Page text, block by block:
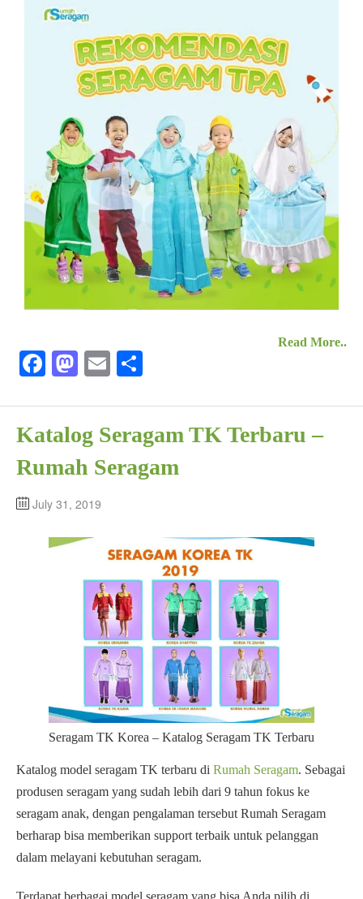
Read More..
Fa
bo
ok
M
to
do
n
E
ail re
Katalog Seragam TK Terbaru –
Rumah Seragam
July 31, 2019
Seragam TK Korea – Katalog Seragam TK Terbaru
Katalog model seragam TK terbaru di Rumah Seragam. Sebagai
produsen seragam yang sudah lebih dari 9 tahun fokus ke
seragam anak, dengan pengalaman tersebut Rumah Seragam
berharap bisa memberikan support terbaik untuk pelanggan
dalam melayani kebutuhan seragam.
Terdapat berbagai model seragam yang bisa Anda pilih di